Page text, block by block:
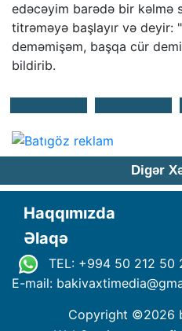
edəcəyim barədə bir kəlmə
titrəməyə başlayır və deyir:
deməmişəm, başqa cür
bildirib.
Digər
Haqqımızda
Əlaqə
TEL: +994 50 212 50
E-mail: bakivaxtimedia@
Copyright ©2026